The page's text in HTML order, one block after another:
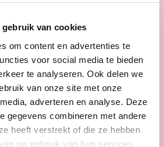
gebruik van cookies
om content en advertenties te
voor social media te bieden
te analyseren. Ook delen we
van onze site met onze
adverteren en analyse. Deze
gegevens combineren met andere
heeft verstrekt of die ze hebben
uw gebruik van hun services.
het verschil
minder
meer
en meer
de stille helden van